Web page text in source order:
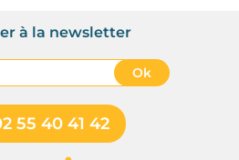
que la personnalisation est
de designs uniques qui
marque. Que vous optiez pour un
55 40 41 42
à la newsletter
Ok